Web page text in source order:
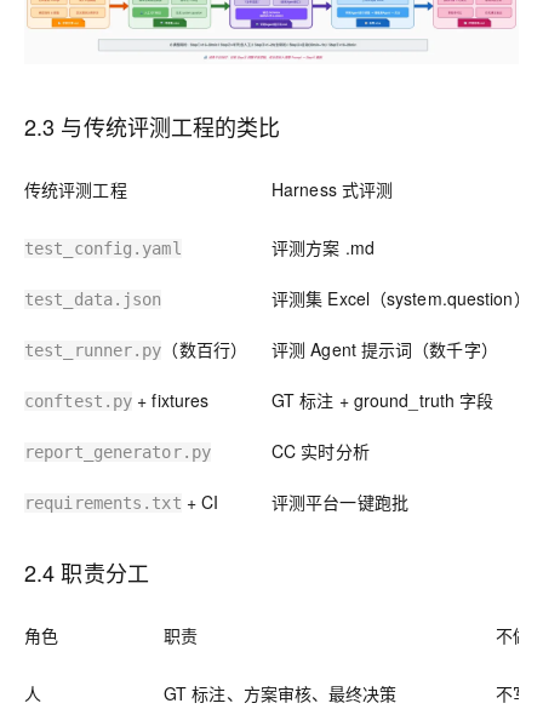
2.3 与传统评测工程的类比
传统评测工程 Harness 式评测
test_config.yaml 评测方案 .md
test_data.json 评测集 Excel（system.question）
test_runner.py （数百行） 评测 Agent 提示词（数千字）
conftest.py + fixtures GT 标注 + ground_truth 字段
report_generator.py CC 实时分析
requirements.txt + CI 评测平台一键跑批
2.4 职责分工
角色 职责 不做
人 GT 标注、方案审核、最终决策 不写